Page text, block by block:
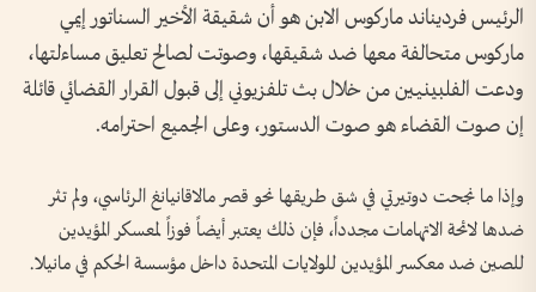
الرئيس فرديناند ماركوس الابن هو أن شقيقة الأخير السناتور إيمي
ماركوس متحالفة معها ضد شقيقها، وصوتت لصالح تعليق مساءلتها،
ودعت الفلبينيين من خلال بث تلفزيوني إلى قبول القرار القضائي قائلة
إن صوت القضاء هو صوت الدستور، وعلى الجميع احترامه.
وإذا ما نجحت دوتيرتي في شق طريقها نحو قصر مالاقانيانغ الرئاسي، ولم تثر
ضدها لائحة الاتهامات مجدداً، فإن ذلك يعتبر أيضاً فوزاً لمعسكر المؤيدين
للصين ضد معكسر المؤيدين للولايات المتحدة داخل مؤسسة الحكم في مانيلا.